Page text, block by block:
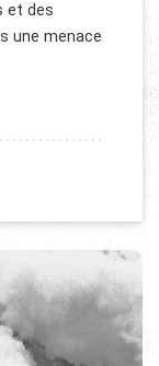
et des
une menace